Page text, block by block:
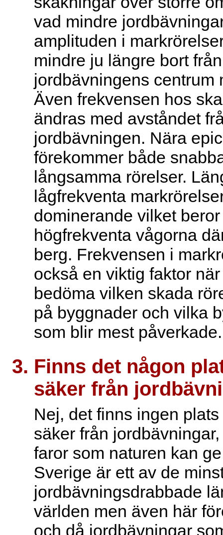
vad mindre
amplituden i
mindre ju längre bort från
jordbävningens centrum
Även frekvensen hos
ändras med avståndet
jordbävningen. Nära
förekommer både
långsamma rörelser.
lågfrekventa
dominerande vilket
högfrekventa vågorna
berg. Frekvensen i
också en viktig faktor
bedöma vilken skada
på byggnader och vilka
som blir mest påverkade.
Finns det någon
säker från
Nej, det finns ingen
säker från
faror som naturen kan
Sverige är ett av de
jordbävningsdrabbade
världen men även här
och då jordbävningar